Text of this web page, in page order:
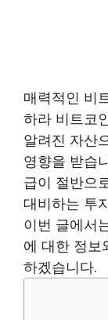
매력적인 비
하라 비트코
알려진 자산
영향을 받습
급이 절반으
대비하는 투
이번 글에서
에 대한 정보
하겠습니다.